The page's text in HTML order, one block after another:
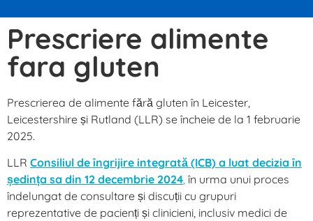
Prescriere alimente
fara gluten
Prescrierea de alimente fără gluten în Leicester,
Leicestershire și Rutland (LLR) se încheie de la 1 februarie
2025.
LLR Consiliul de îngrijire integrată (ICB) a luat decizia în
ședința sa din 12 decembrie 2024 în urma unui proces
îndelungat de consultare și discuții cu grupuri
reprezentative de pacienți și clinicieni, inclusiv medici de